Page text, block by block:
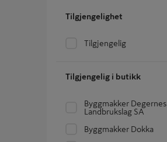
Tilgjengelighet
Tilgjengelig
Tilgjengelig i butikk
Byggmakker Degernes
Landbrukslag SA
Byggmakker Dokka